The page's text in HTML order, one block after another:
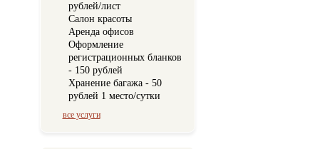
рублей/лист
Салон красоты
Аренда офисов
Оформление
регистрационных бланков
- 150 рублей
Хранение багажа - 50
рублей 1 место/сутки
все услуги